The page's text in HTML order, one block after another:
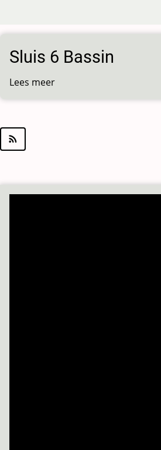
naar
de
inhoud
gaan
Sluis 6 Bassin
Lees meer